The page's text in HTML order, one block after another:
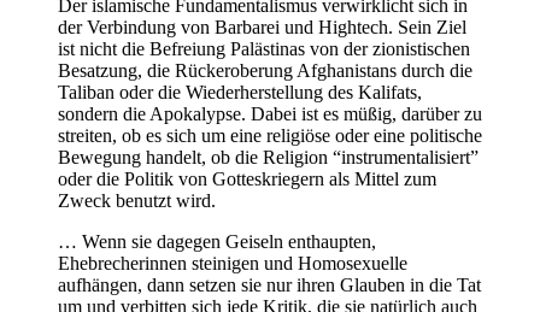
Der islamische Fundamentalismus verwirklicht sich in
der Verbindung von Barbarei und Hightech. Sein Ziel
ist nicht die Befreiung Palästinas von der zionistischen
Besatzung, die Rückeroberung Afghanistans durch die
Taliban oder die Wiederherstellung des Kalifats,
sondern die Apokalypse. Dabei ist es müßig, darüber zu
streiten, ob es sich um eine religiöse oder eine politische
Bewegung handelt, ob die Religion “instrumentalisiert”
oder die Politik von Gotteskriegern als Mittel zum
Zweck benutzt wird.
… Wenn sie dagegen Geiseln enthaupten,
Ehebrecherinnen steinigen und Homosexuelle
aufhängen, dann setzen sie nur ihren Glauben in die Tat
um und verbitten sich jede Kritik, die sie natürlich auch